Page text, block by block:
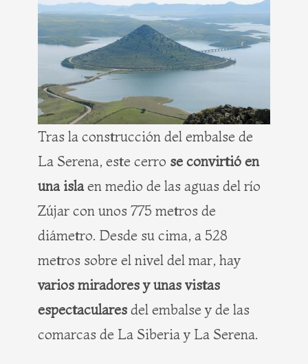
Tras la construcción del embalse de
La Serena, este cerro se convirtió en
una islaen medio de las aguas del río
Zújar con unos 775 metros de
diámetro. Desde su cima, a 528
metros sobre el nivel del mar, hay
varios miradores y unas vistas
espectaculares del embalse y de las
comarcas de La Siberia y La Serena.